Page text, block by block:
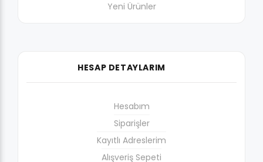
Yeni Ürünler
HESAP DETAYLARIM
Hesabım
Siparişler
Kayıtlı Adreslerim
Alışveriş Sepeti